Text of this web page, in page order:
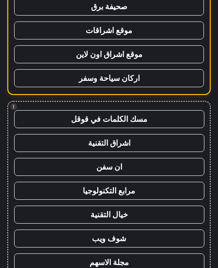
صحيفة برق
موقع اشراقات
موقع اشراق اون لاين
اركان سياحة وسفر
!
مسك الكلمات في قوقل
اشراق التقنية
ان سفن
مرابع التكنولوجيا
خيال التقنية
شوف ويب
مجلة الاسهم